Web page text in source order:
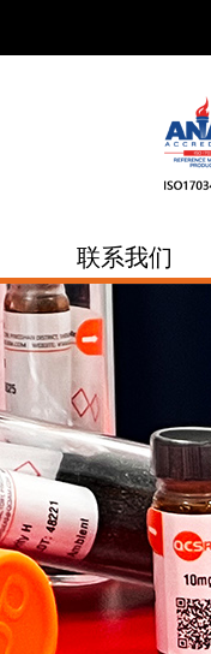
联系我们